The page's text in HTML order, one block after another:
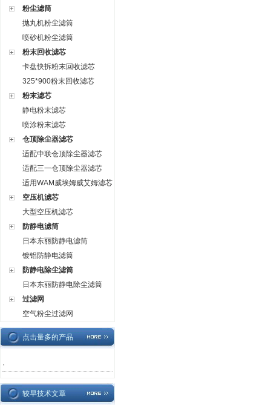
粉尘滤筒
抛丸机粉尘滤筒
喷砂机粉尘滤筒
粉末回收滤芯
卡盘快拆粉末回收滤芯
325*900粉末回收滤芯
粉末滤芯
静电粉末滤芯
喷涂粉末滤芯
仓顶除尘器滤芯
适配中联仓顶除尘器滤芯
适配三一仓顶除尘器滤芯
适用WAM威埃姆威艾姆滤芯
空压机滤芯
大型空压机滤芯
防静电滤筒
日本东丽防静电滤筒
镀铝防静电滤筒
防静电除尘滤筒
日本东丽防静电除尘滤筒
过滤网
空气粉尘过滤网
点击量多的产品
·
较早技术文章